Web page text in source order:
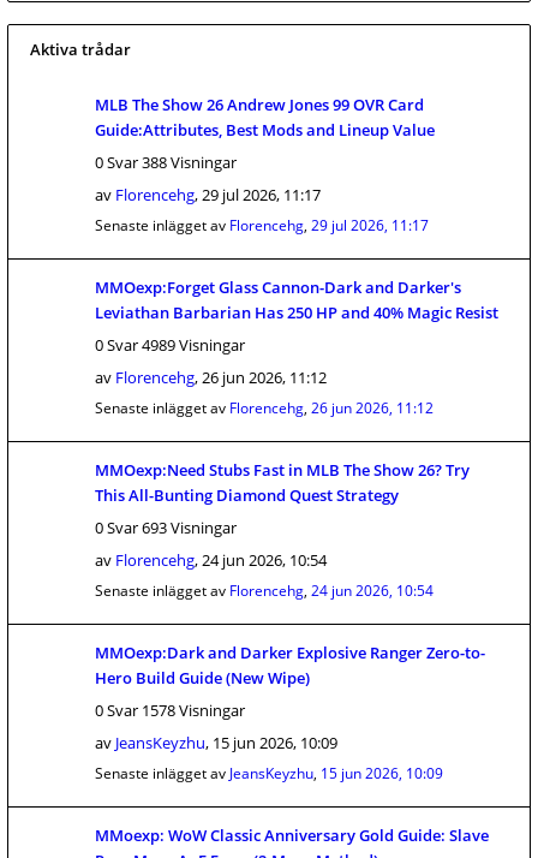
Aktiva trådar
MLB The Show 26 Andrew Jones 99 OVR Card
Guide:Attributes, Best Mods and Lineup Value
0 Svar 388 Visningar
av Florencehg,29 jul 2026, 11:17
Senaste inlägget av Florencehg, 29 jul 2026, 11:17
MMOexp:Forget Glass Cannon-Dark and Darker's
Leviathan Barbarian Has 250 HP and 40% Magic Resist
0 Svar 4989 Visningar
av Florencehg,26 jun 2026, 11:12
Senaste inlägget av Florencehg, 26 jun 2026, 11:12
MMOexp:Need Stubs Fast in MLB The Show 26? Try
This All-Bunting Diamond Quest Strategy
0 Svar 693 Visningar
av Florencehg,24 jun 2026, 10:54
Senaste inlägget av Florencehg, 24 jun 2026, 10:54
MMOexp:Dark and Darker Explosive Ranger Zero-to-
Hero Build Guide (New Wipe)
0 Svar 1578 Visningar
av JeansKeyzhu, 15 jun 2026, 10:09
Senaste inlägget av JeansKeyzhu, 15 jun 2026, 10:09
MMoexp: WoW Classic Anniversary Gold Guide: Slave